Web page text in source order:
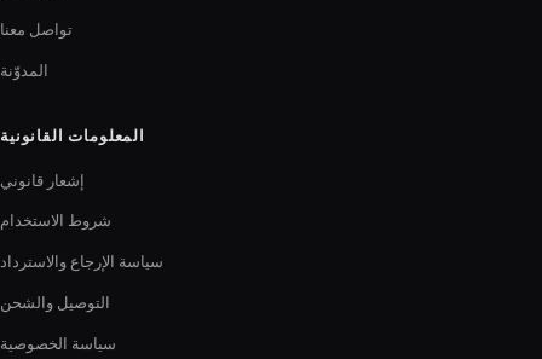
تواصل معنا
المدوّنة
المعلومات القانونية
إشعار قانوني
شروط الاستخدام
سياسة الإرجاع والاسترداد
التوصيل والشحن
سياسة الخصوصية